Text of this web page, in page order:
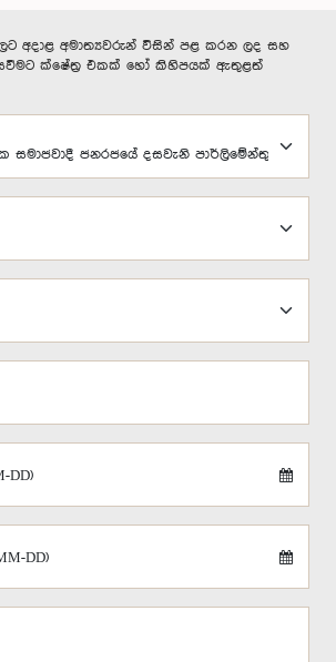
අදාළ අමාත්‍යවරුන් විසින් පළ කරන ලද සහ
ක්ෂේත්‍ර එකක් හෝ කිහිපයක් ඇතුළත්
DD)
DD)